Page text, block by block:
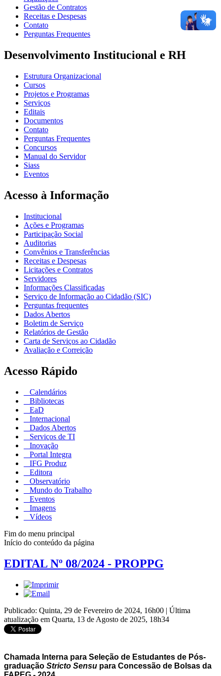
Gestão de Contratos
Receitas e Despesas
Contato
Perguntas Frequentes
Desenvolvimento Institucional e RH
Estrutura Organizacional
Cursos
Projetos e Programas
Serviços
Editais
Documentos
Contato
Perguntas Frequentes
Concursos
Manual do Servidor
Siass
Eventos
Acesso à Informação
Institucional
Ações e Programas
Participação Social
Auditorias
Convênios e Transferências
Receitas e Despesas
Licitações e Contratos
Servidores
Informações Classificadas
Serviço de Informação ao Cidadão (SIC)
Perguntas frequentes
Dados Abertos
Boletim de Serviço
Relatórios de Gestão
Carta de Serviços ao Cidadão
Avaliação e Correição
Acesso Rápido
Calendários
Bibliotecas
EaD
Internacional
Dados Abertos
Serviços de TI
Inovação
Portal Integra
IFG Produz
Editora
Observatório
Mundo do Trabalho
Eventos
Imagens
Vídeos
Fim do menu principal
Início do conteúdo da página
EDITAL Nº 08/2024 - PROPPG
Publicado: Quinta, 29 de Fevereiro de 2024, 16h00 | Última
atualização em Quarta, 13 de Agosto de 2025, 18h34
Chamada Interna para Seleção de Estudantes de Pós-
graduação Stricto Sensu para Concessão de Bolsas da